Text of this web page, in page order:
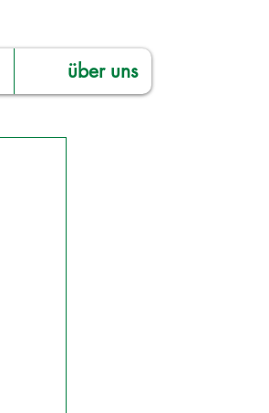
über uns